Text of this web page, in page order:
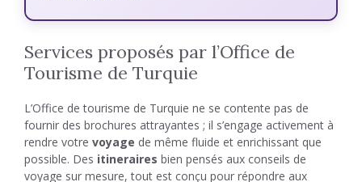
Services proposés par l’Office de
Tourisme de Turquie
L’Office de tourisme de Turquie ne se contente pas de
fournir des brochures attrayantes ; il s’engage activement à
rendre votre voyage de même fluide et enrichissant que
possible. Des itineraires bien pensés aux conseils de
voyage sur mesure, tout est conçu pour répondre aux